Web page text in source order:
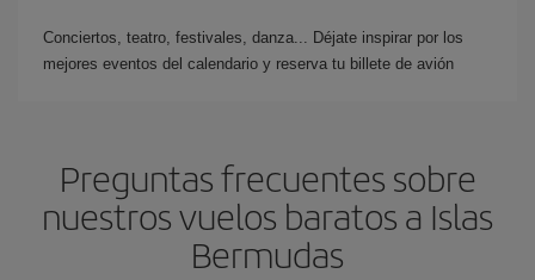
Conciertos, teatro, festivales, danza... Déjate inspirar por los
mejores eventos del calendario y reserva tu billete de avión
Preguntas frecuentes sobre
nuestros vuelos baratos a Islas
Bermudas